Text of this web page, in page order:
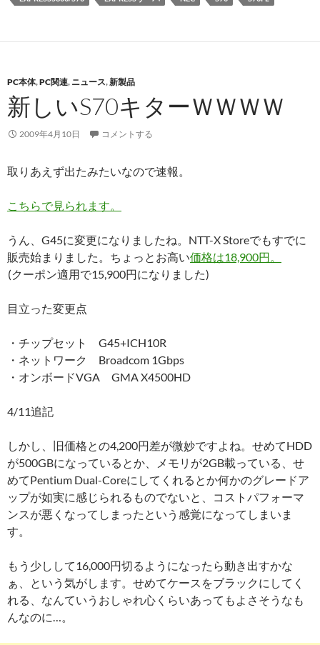
PC本体,PC関連, ニュース,新製品
新しいS70キターＷＷＷＷ
2009年4月10日 コメントする
取りあえず出たみたいなので速報。
こちらで見られます。
うん、G45に変更になりましたね。NTT-X Storeでもすでに
販売始まりました。ちょっとお高い価格は18,900円。
(クーポン適用で15,900円になりました)
目立った変更点
・チップセット G45+ICH10R
・ネットワーク Broadcom 1Gbps
・オンボードVGA GMA X4500HD
4/11追記
しかし、旧価格との4,200円差が微妙ですよね。せめてHDD
が500GBになっているとか、メモリが2GB載っている、せ
めてPentium Dual-Coreにしてくれるとか何かのグレードア
ップが如実に感じられるものでないと、コストパフォーマ
ンスが悪くなってしまったという感覚になってしまいま
す。
もう少しして16,000円切るようになったら動き出すかな
ぁ、という気がします。せめてケースをブラックにしてく
れる、なんていうおしゃれ心くらいあってもよさそうなも
んなのに…。